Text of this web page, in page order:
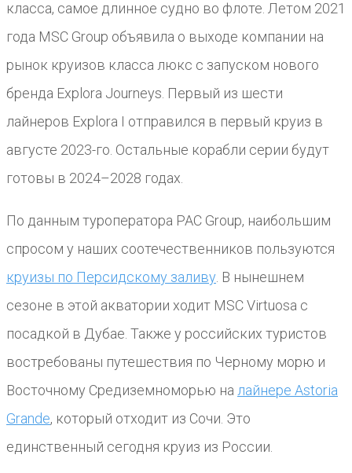
класса, самое длинное судно во флоте. Летом 2021
года MSC Group объявила о выходе компании на
рынок круизов класса люкс с запуском нового
бренда Explora Journeys. Первый из шести
лайнеров Explora I отправился в первый круиз в
августе 2023-го. Остальные корабли серии будут
готовы в 2024–2028 годах.
По данным туроператора PAC Group, наибольшим
спросом у наших соотечественников пользуются
круизы по Персидскому заливу . В нынешнем
сезоне в этой акватории ходит MSC Virtuosa с
посадкой в Дубае. Также у российских туристов
востребованы путешествия по Черному морю и
Восточному Средиземноморью на лайнере Astoria
Grande, который отходит из Сочи. Это
единственный сегодня круиз из России.